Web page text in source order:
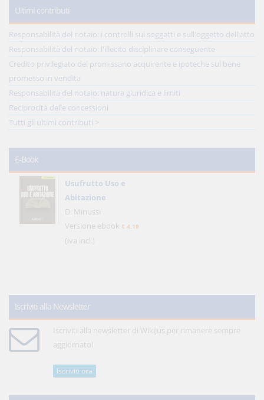
Ultimi contributi
Responsabilità del notaio: i controlli sui soggetti e sull'oggetto dell'atto
Responsabilità del notaio: l'illecito disciplinare conseguente
Credito privilegiato del promissario acquirente e ipoteche sul bene
promesso in vendita
Responsabilità del notaio: natura giuridica e limiti
Reciprocità delle concessioni
Tutti gli ultimi contributi >
E-Book
Usufrutto Uso e
Abitazione
D. Minussi
Versione ebook € 4,19
(iva incl.)
Iscriviti alla Newsletter
Iscriviti alla newsletter di WikiJus per rimanere sempre
aggiornato!
Iscriviti ora